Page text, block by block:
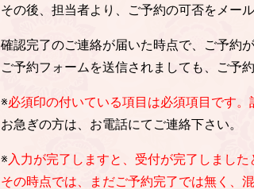
その後、担当者より、ご予約の可否をメー
確認完了のご連絡が届いた時点で、ご予約
ご予約フォームを送信されましても、ご予
※必須印の付いている項目は必須項目です
お急ぎの方は、お電話にてご連絡下さい。
※ 入力が完了しますと、受付が完了しました
その時点では、まだご予約完了では無く、